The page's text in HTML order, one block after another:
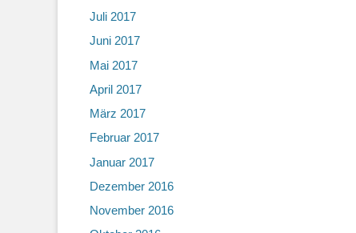
Juli 2017
Juni 2017
Mai 2017
April 2017
März 2017
Februar 2017
Januar 2017
Dezember 2016
November 2016